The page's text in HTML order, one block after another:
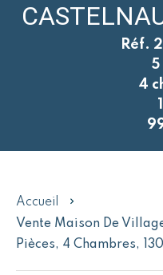
Réf.
5
4
Accueil
Vente Maison De
Pièces, 4 Chambres,